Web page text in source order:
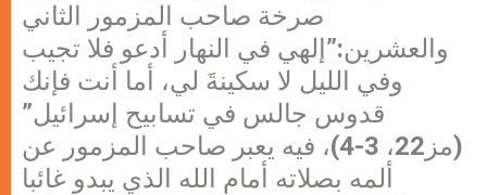
صرخة صاحب المزمور الثاني
والعشرين:”إلهي في النهار أدعو فلا تجيب
وفي الليل لا سكينةَ لي، أما أنت فإنك
قدوس جالس في تسابيح إسرائيل”
(مز22، 3-4)، فيه يعبر صاحب المزمور عن
ألمه بصلاته أمام الله الذي يبدو غائبا